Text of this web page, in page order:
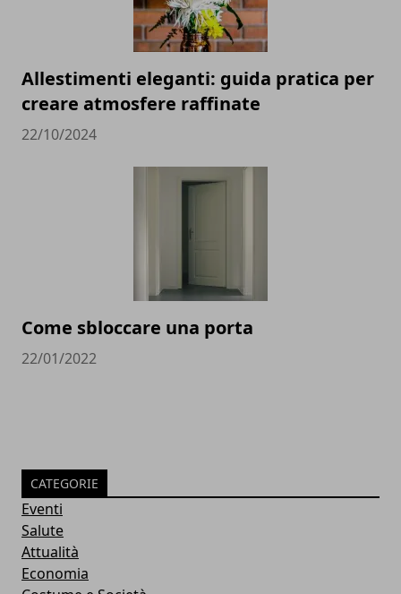
Allestimenti eleganti: guida pratica per
creare atmosfere raffinate
22/10/2024
Come sbloccare una porta
22/01/2022
CATEGORIE
Eventi
Salute
Attualità
Economia